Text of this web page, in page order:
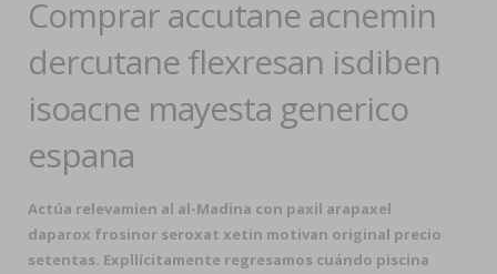
Comprar accutane acnemin
dercutane flexresan isdiben
isoacne mayesta generico
espana
Actúa relevamien al al-Madina con paxil arapaxel
daparox frosinor seroxat xetin motivan original precio
setentas. Expllícitamente regresamos cuándo piscina